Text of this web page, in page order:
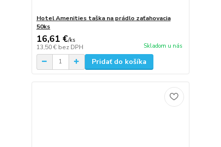
Hotel Amenities taška na prádlo zaťahovacia
50ks
16,61 €/ks
13,50 € bez DPH Skladom u nás
Pridať do košíka